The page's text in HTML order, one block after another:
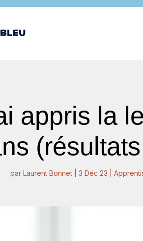
appris la
par Laurent Bonnet| 3 Déc 23